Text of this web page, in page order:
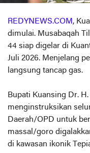
REDYNEWS.COM ,
dimulai. Musabaqah
44 siap digelar di
Juli 2026. Menjelang
langsung tancap gas.
Bupati Kuansing Dr.
menginstruksikan
Daerah/OPD untuk
massal/goro
di kawasan ikonik